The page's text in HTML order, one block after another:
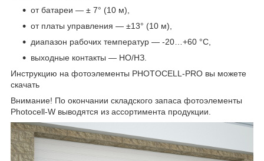
от батареи — ± 7° (10 м),
от платы управления — ±13° (10 м),
диапазон рабочих температур — -20…+60 °С,
выходные контакты — НО/НЗ.
Инструкцию на фотоэлементы PHOTOCELL-PRO вы можете
скачать
Внимание! По окончании складского запаса фотоэлементы
Photocell-W выводятся из ассортимента продукции.